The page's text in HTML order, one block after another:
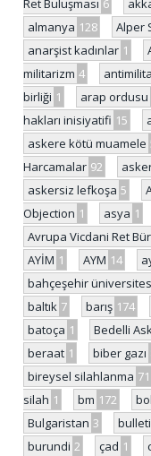
Ret Buluşması 6
almanya 128 Alper
anarşist kadınlar 1
militarizm 4
birliği 1 arap ordusu
hakları inisiyatifi 15
askere kötü muamele
Harcamalar 92
askersiz lefkoşa 5
Objection 1 asya 1
Avrupa Vicdani Ret
AYİM 1 AYM 14
bahçeşehir
baltık 7 barış 174
batoça 1 Bedelli
beraat 1 biber gazı
bireysel silahlanma 71
silah 1 bm 172
Bulgaristan 3
burundi 2 çad 1